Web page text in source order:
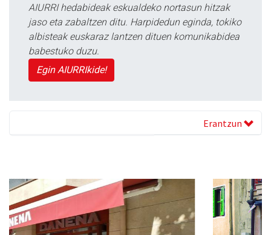
AIURRI hedabideak eskualdeko nortasun hitzak
jaso eta zabaltzen ditu. Harpidedun eginda, tokiko
albisteak euskaraz lantzen dituen komunikabidea
babestuko duzu.
Egin AIURRIkide!
Erantzun